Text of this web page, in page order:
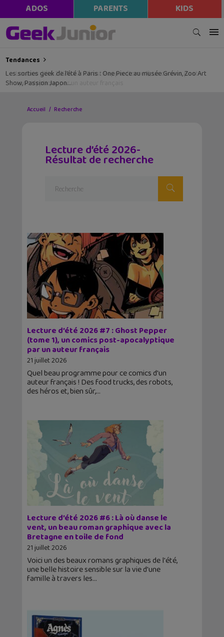
ADOS PARENTS KIDS
Tendances
Les sorties geek de l’été à Paris : One Piece au musée Grévin, Zoo Art
Show, Passion Japon…
Accueil Recherche
Lecture d’été 2026-
Résultat de recherche
Lecture d’été 2026 #7 : Ghost Pepper
(tome 1), un comics post-apocalyptique
par un auteur français
21 juillet 2026
Quel beau programme pour ce comics d'un
auteur français ! Des food trucks, des robots,
des héros et, bien sûr,
Lecture d’été 2026 #6 : Là où danse le
vent, un beau roman graphique avec la
Bretagne en toile de fond
21 juillet 2026
Voici un des beaux romans graphiques de l'été,
une belle histoire sensible sur la vie d'une
famille à travers les